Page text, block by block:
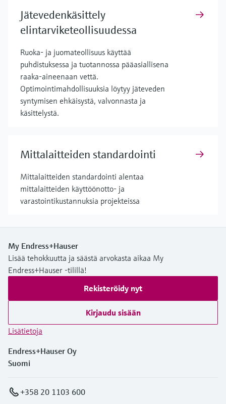
Jätevedenkäsittely
elintarviketeollisuudessa
Ruoka- ja juomateollisuus käyttää
puhdistuksessa ja tuotannossa pääasiallisena
raaka-aineenaan vettä.
Optimointimahdollisuuksia löytyy jäteveden
syntymisen ehkäisystä, valvonnasta ja
käsittelystä.
Mittalaitteiden standardointi
Mittalaitteiden standardointi alentaa
mittalaitteiden käyttöönotto- ja
varastointikustannuksia projekteissa
My Endress+Hauser
Lisää tehokkuutta ja säästä arvokasta aikaa My
Endress+Hauser -tilillä!
Rekisteröidy nyt
Kirjaudu sisään
Lisätietoja
Endress+Hauser Oy
Suomi
+358 20 1103 600